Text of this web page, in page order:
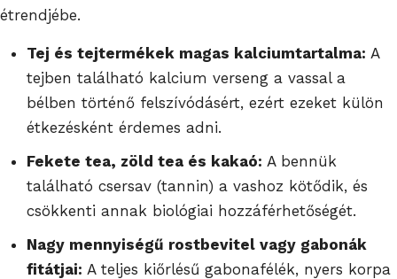
étrendjébe.
Tej és tejtermékek magas kalciumtartalma: A
tejben található kalcium verseng a vassal a
bélben történő felszívódásért, ezért ezeket külön
étkezésként érdemes adni.
Fekete tea, zöld tea és kakaó: A bennük
található csersav (tannin) a vashoz kötődik, és
csökkenti annak biológiai hozzáférhetőségét.
Nagy mennyiségű rostbevitel vagy gabonák
fitátjai: A teljes kiőrlésű gabonafélék, nyers korpa